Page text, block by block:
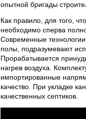
опытной бригады
Как правило, для того,
необходимо сперва
Современные
полы, подразумевают
Прорабатывается
нагрев воздуха.
импортированные
качество. При укладке
качественных септиков.